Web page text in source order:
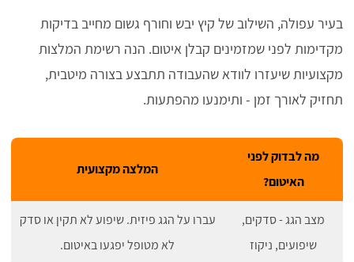
בעיר עפולה, השילוב של קיץ יבש וחורף גשום מחייב בדיקות
מקדימות לפני שמזמינים קבלן איטום. הנה רשימת המלצות
מקצועיות שיעזרו לוודא שהעבודה תתבצע בצורה מיטבית,
תחזיק לאורך זמן - ותימנעו מהפתעות.
מה לבדוק לפני
האיטום?
המלצה מקצועית
מצב הגג - סדקים,
שיפועים, ניקוז
עברו על הגג פיזית. שיפוע לא תקין או סדק
לא מטופל יפגעו באיטום.